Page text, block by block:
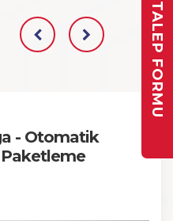
TALEP FORMU
- Otomatik